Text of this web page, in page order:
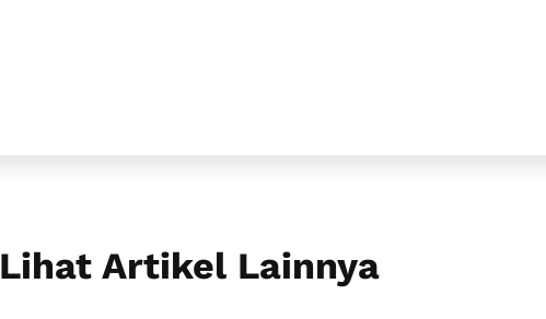
Lihat Artikel Lainnya